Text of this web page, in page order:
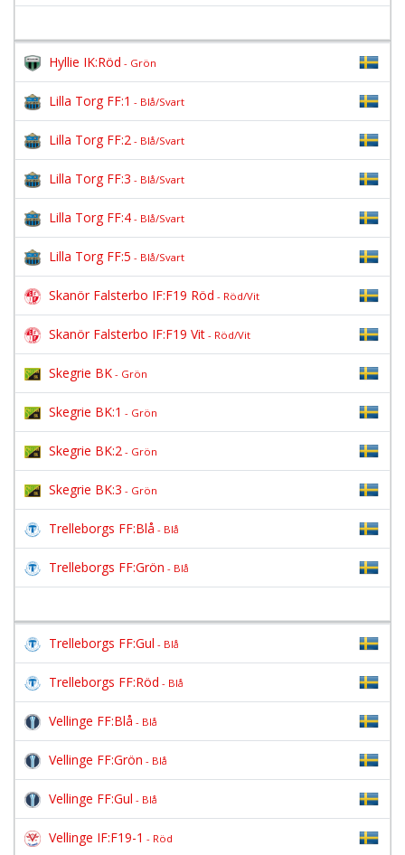
Hyllie IK:Röd - Grön
Lilla Torg FF:1 - Blå/Svart
Lilla Torg FF:2 - Blå/Svart
Lilla Torg FF:3 - Blå/Svart
Lilla Torg FF:4 - Blå/Svart
Lilla Torg FF:5 - Blå/Svart
Skanör Falsterbo IF:F19 Röd - Röd/Vit
Skanör Falsterbo IF:F19 Vit - Röd/Vit
Skegrie BK - Grön
Skegrie BK:1 - Grön
Skegrie BK:2 - Grön
Skegrie BK:3 - Grön
Trelleborgs FF:Blå - Blå
Trelleborgs FF:Grön - Blå
Trelleborgs FF:Gul - Blå
Trelleborgs FF:Röd - Blå
Vellinge FF:Blå - Blå
Vellinge FF:Grön - Blå
Vellinge FF:Gul - Blå
Vellinge IF:F19-1 - Röd